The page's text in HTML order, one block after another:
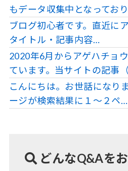
もデータ収集中となってお
ブログ初心者です。直近に
タイトル・記事内容…
2020年6月からアゲハチョ
ています。当サイトの記事
こんにちは。お世話になり
ージが検索結果に１～２ペ…
どんなQ&Aを